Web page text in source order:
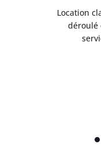
Location
déroulé